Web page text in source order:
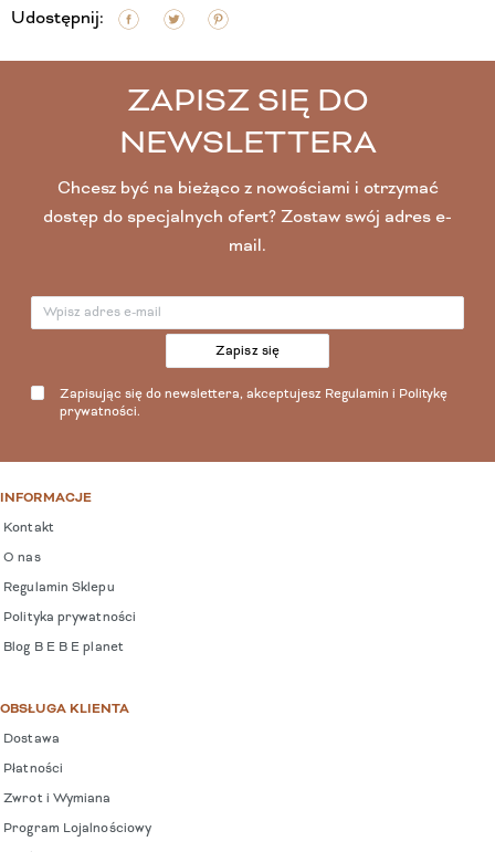
Udostępnij:
ZAPISZ SIĘ DO
NEWSLETTERA
Chcesz być na bieżąco z nowościami i otrzymać
dostęp do specjalnych ofert? Zostaw swój adres e-
mail.
Zapisz się
Zapisując się do newslettera, akceptujesz Regulamin i Politykę
prywatności.
INFORMACJE
Kontakt
O nas
Regulamin Sklepu
Polityka prywatności
Blog B E B E planet
OBSŁUGA KLIENTA
Dostawa
Płatności
Zwrot i Wymiana
Program Lojalnościowy